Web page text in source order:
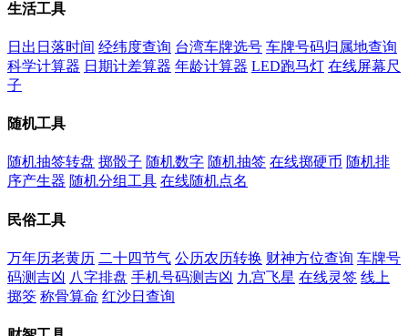
生活工具
日出日落时间 经纬度查询 台湾车牌选号 车牌号码归属地查询
科学计算器 日期计差算器 年龄计算器 LED跑马灯 在线屏幕尺
子
随机工具
随机抽签转盘 掷骰子 随机数字 随机抽签 在线掷硬币 随机排
序产生器 随机分组工具 在线随机点名
民俗工具
万年历老黄历 二十四节气 公历农历转换 财神方位查询 车牌号
码测吉凶 八字排盘 手机号码测吉凶 九宫飞星 在线灵签 线上
掷筊 称骨算命 红沙日查询